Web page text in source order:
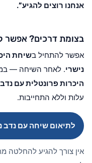
אנחנו רוצים להגיע”.
בצומת דרכים? אפשר
אפשר להתחיל ב
נישרי. לאחר השיחה —
היכרות פרונטלית עם
עלות וללא התחייבות.
לתיאום שיחה עם נדב
אין צורך להגיע להחלטה